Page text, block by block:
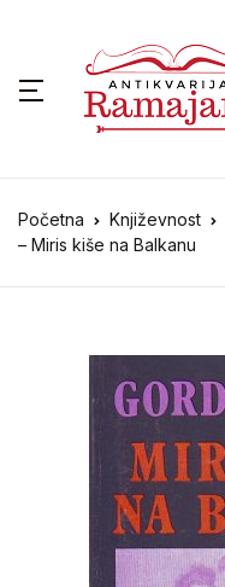
Početna Književnost
– Miris kiše na Balkanu